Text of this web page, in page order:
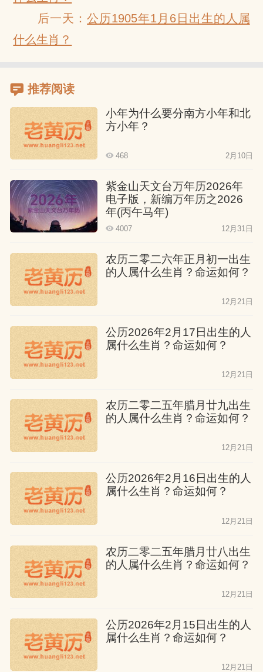
后一天：公历1905年1月6日出生的人属
什么生肖？
推荐阅读
小年为什么要分南方小年和北
方小年？
468 2月10日
紫金山天文台万年历2026年
电子版，新编万年历之2026
年(丙午马年)
4007 12月31日
农历二零二六年正月初一出生
的人属什么生肖？命运如何？
12月21日
公历2026年2月17日出生的人
属什么生肖？命运如何？
12月21日
农历二零二五年腊月廿九出生
的人属什么生肖？命运如何？
12月21日
公历2026年2月16日出生的人
属什么生肖？命运如何？
12月21日
农历二零二五年腊月廿八出生
的人属什么生肖？命运如何？
12月21日
公历2026年2月15日出生的人
属什么生肖？命运如何？
12月21日